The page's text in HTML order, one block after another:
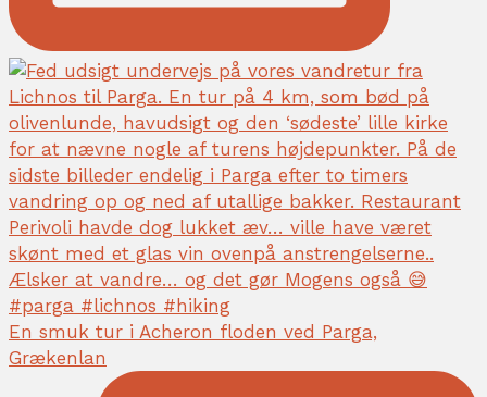
En smuk tur i Acheron floden ved Parga,
Grækenlan